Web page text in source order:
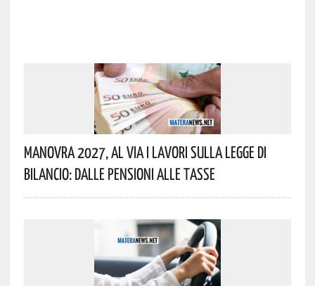
Manovra 2027, Al Via I Lavori Sulla Legge Di
Bilancio: Dalle Pensioni Alle Tasse